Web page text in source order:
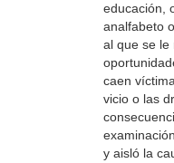
educación,
analfabeto
al que se le
caen
vicio o las
y aisló la